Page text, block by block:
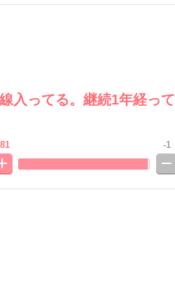
入ってる。継続1年経って
-1